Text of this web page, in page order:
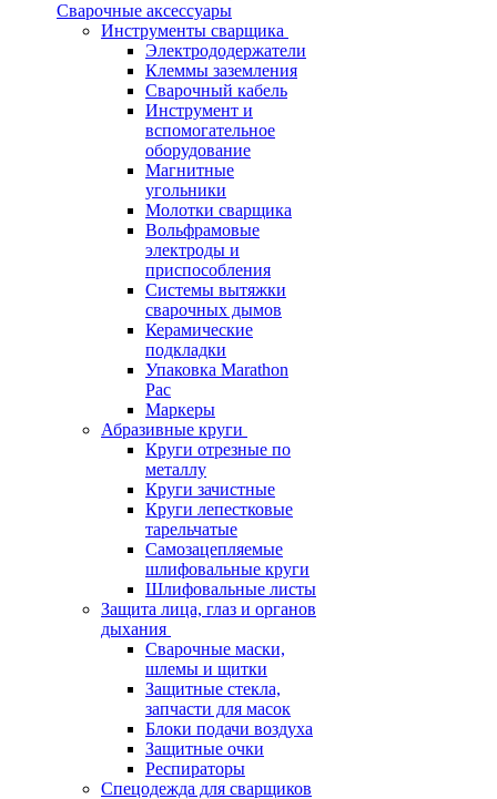
Сварочные аксессуары
Инструменты сварщика
Электрододержатели
Клеммы заземления
Сварочный кабель
Инструмент и
вспомогательное
оборудование
Магнитные
угольники
Молотки сварщика
Вольфрамовые
электроды и
приспособления
Системы вытяжки
сварочных дымов
Керамические
подкладки
Упаковка Marathon
Pac
Маркеры
Абразивные круги
Круги отрезные по
металлу
Круги зачистные
Круги лепестковые
тарельчатые
Самозацепляемые
шлифовальные круги
Шлифовальные листы
Защита лица, глаз и органов
дыхания
Сварочные маски,
шлемы и щитки
Защитные стекла,
запчасти для масок
Блоки подачи воздуха
Защитные очки
Респираторы
Спецодежда для сварщиков